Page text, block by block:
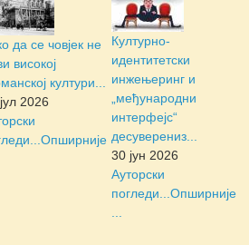
да се човјек не
високој
култури...
2026
Опширније
Културно-
идентитетски
инжењеринг и
„међународни
интерфејс“
десуверениз...
30 јун 2026
Ауторски
погледи... Опширније